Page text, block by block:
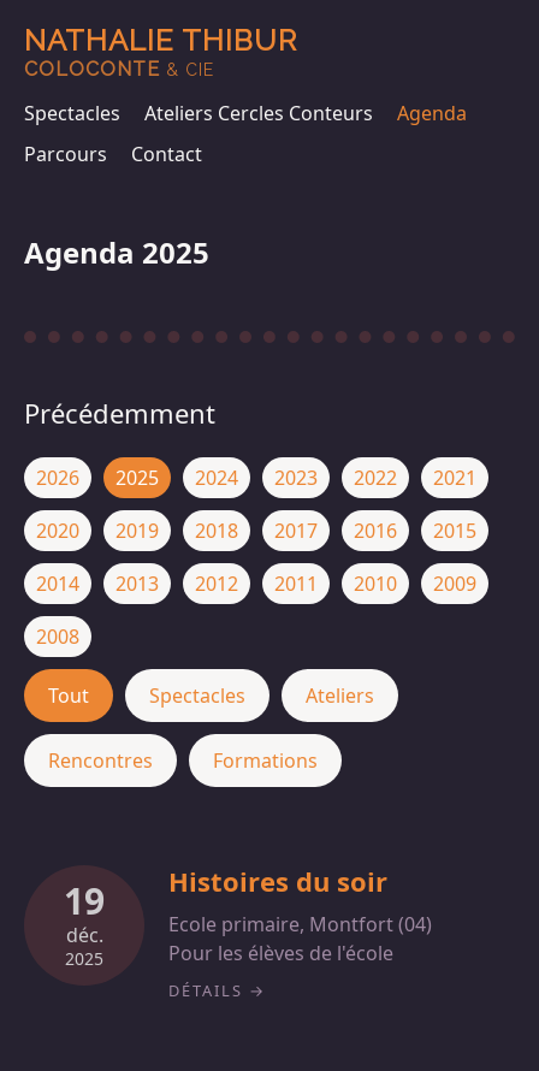
NATHALIE THIBUR
COLOCONTE & CIE
Spectacles Ateliers Cercles Conteurs
Agenda
Parcours
Contact
Agenda 2025
Précédemment
2026 2025 2024 2023 2022
2021
2020
2019 2018 2017 2016
2015
2014
2013 2012 2011 2010
2009
2008
Tout Spectacles Ateliers
Rencontres Formations
19
déc.
2025
Histoires du soir
Ecole primaire, Montfort (04)
Pour les élèves de l'école
DÉTAILS